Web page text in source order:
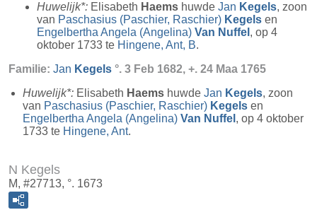
Huwelijk*: Elisabeth Haems huwde Jan Kegels, zoon
van Paschasius (Paschier, Raschier) Kegels en
Engelbertha Angela (Angelina) Van Nuffel , op 4
oktober 1733 te Hingene, Ant, B.
Familie: Jan Kegels °. 3 Feb 1682, +. 24 Maa 1765
Huwelijk*: Elisabeth Haems huwde Jan Kegels, zoon
van Paschasius (Paschier, Raschier) Kegels en
Engelbertha Angela (Angelina) Van Nuffel , op 4 oktober
1733 te Hingene, Ant.
N Kegels
M, #27713, °. 1673